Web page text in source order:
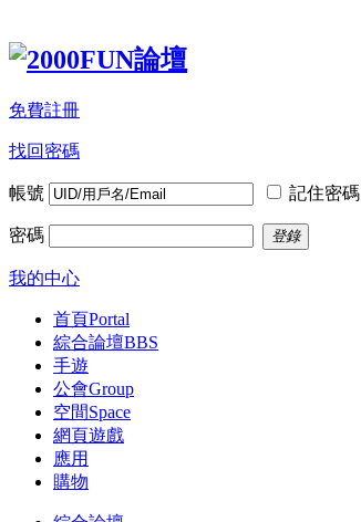
免費註冊
找回密碼
帳號 記住密碼
密碼 登錄
我的中心
首頁Portal
綜合論壇BBS
手遊
公會Group
空間Space
網頁遊戲
應用
購物